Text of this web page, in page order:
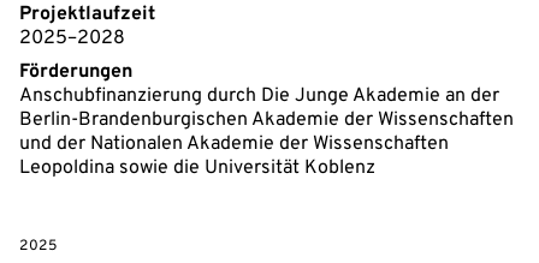
Projektlaufzeit
2025–2028
Förderungen
Anschubfinanzierung durch Die Junge Akademie an der
Berlin-Brandenburgischen Akademie der Wissenschaften
und der Nationalen Akademie der Wissenschaften
Leopoldina sowie die Universität Koblenz
2025